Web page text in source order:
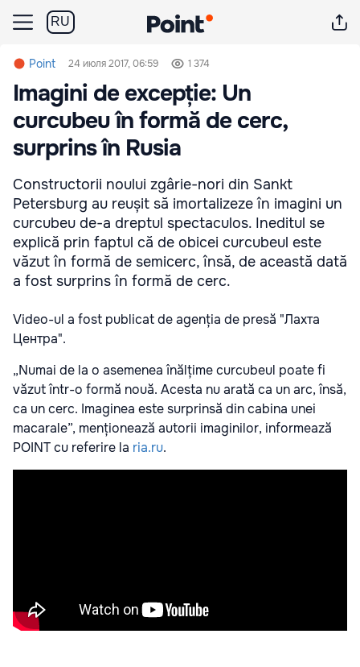
RU
Point 24 июля 2017, 06:59 1 374
Imagini de excepție: Un
curcubeu în formă de cerc,
surprins în Rusia
Constructorii noului zgârie-nori din Sankt
Petersburg au reușit să imortalizeze în imagini un
curcubeu de-a dreptul spectaculos. Ineditul se
explică prin faptul că de obicei curcubeul este
văzut în formă de semicerc, însă, de această dată
a fost surprins în formă de cerc.
Video-ul a fost publicat de agenția de presă "Лахта
Центра".
„Numai de la o asemenea înălțime curcubeul poate fi
văzut într-o formă nouă. Acesta nu arată ca un arc, însă,
ca un cerc. Imaginea este surprinsă din cabina unei
macarale”, menționează autorii imaginilor, informează
POINT cu referire la ria.ru.